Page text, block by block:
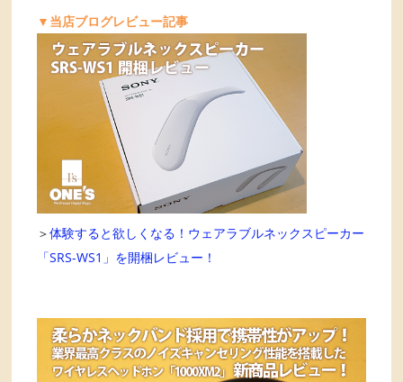
▼当店ブログレビュー記事
＞体験すると欲しくなる！ウェアラブルネックスピーカー
「SRS-WS1」を開梱レビュー！